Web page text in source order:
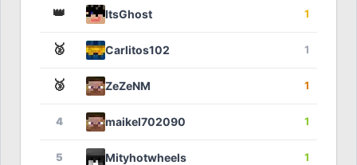
👑 ItsGhost 1
🥈 Carlitos102 1
🥉 ZeZeNM 1
4 maikel702090 1
5 Mityhotwheels 1